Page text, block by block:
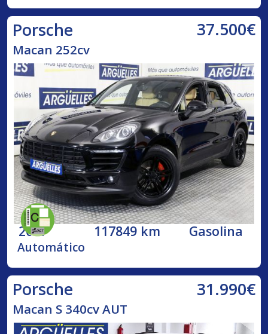
Porsche 37.500€
Macan 252cv
2017 117849 km Gasolina
Automático
Porsche 31.990€
Macan S 340cv AUT